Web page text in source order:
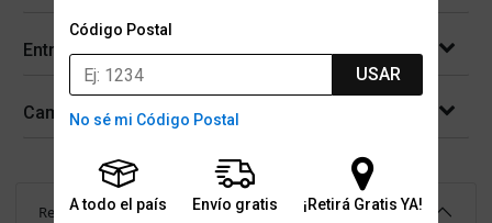
Código Postal
USAR
No sé mi Código Postal
A todo el país Envío gratis ¡Retirá Gratis YA!
Entregas
Cambios y devoluciones
Reseñas(28 4.9